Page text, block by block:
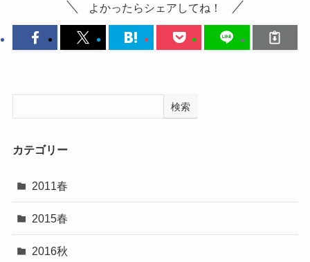
よかったらシェアしてね！
検索
カテゴリー
2011春
2015春
2016秋